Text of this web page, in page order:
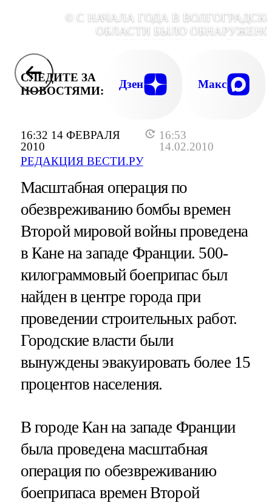
16:32 14 ФЕВРАЛЯ
2010
16:53
14.02.2010
РЕДАКЦИЯ ВЕСТИ.РУ
© С НАЧАЛА ГОДА В
ОБЛАСТИ БЫЛО
СЛЕДИТЕ ЗА
НОВОСТЯМИ:
Дзен Макс
Масштабная операция по
обезвреживанию бомбы времен
Второй мировой войны проведена
в Кане на западе Франции. 500-
килограммовый боеприпас был
найден в центре города при
проведении строительных работ.
Городские власти были
вынуждены эвакуировать более 15
процентов населения.
В городе Кан на западе Франции
была проведена масштабная
операция по обезвреживанию
боеприпаса времен Второй